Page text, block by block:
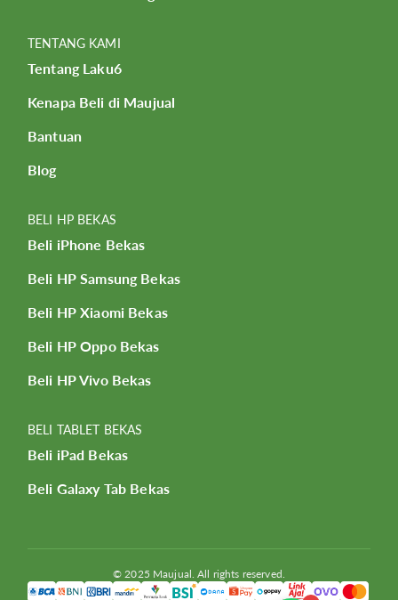
TENTANG KAMI
Tentang Laku6
Kenapa Beli di Maujual
Bantuan
Blog
BELI HP BEKAS
Beli iPhone Bekas
Beli HP Samsung Bekas
Beli HP Xiaomi Bekas
Beli HP Oppo Bekas
Beli HP Vivo Bekas
BELI TABLET BEKAS
Beli iPad Bekas
Beli Galaxy Tab Bekas
© 2025 Maujual. All rights reserved.